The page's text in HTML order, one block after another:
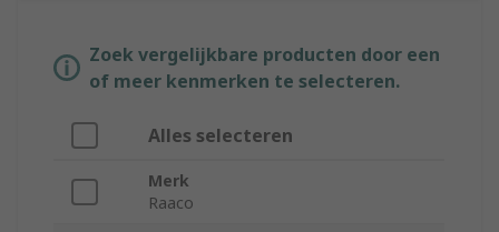
Zoek vergelijkbare producten door een
of meer kenmerken te selecteren.
Alles selecteren
Merk
Raaco